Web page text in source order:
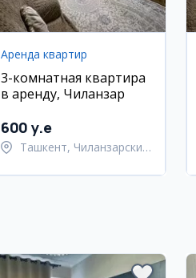
Аренда квартир
3-комнатная квартира
в аренду, Чиланзар
600 y.e
Ташкент, Чиланзарский